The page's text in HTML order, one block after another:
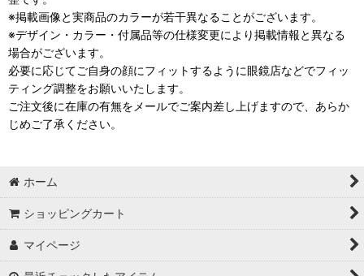
※掲載画像と実商品のカラーが若干異なることがございます。
※デザイン・カラー・付属品等の仕様変更により掲載情報と異なる
場合がございます。
必要に応じてご自身の顔にフィットするように眼鏡店などでフィッ
ティング調整をお願いいたします。
ご注文後に在庫の有無をメールでご案内差し上げますので、あらか
じめご了承ください。
ホーム
ショッピングカート
マイページ